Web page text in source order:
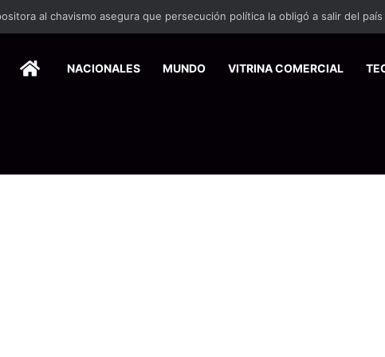
HOMENACIONALES MUNDO VITRINA COMERCIAL